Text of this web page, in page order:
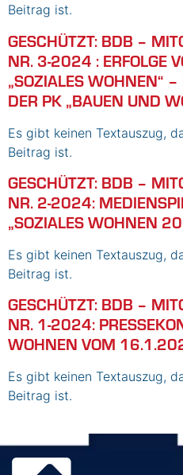
Beitrag ist.
GESCHÜTZT: BDB –
NR. 3-2024 : ERFOLGE
„SOZIALES WOHNEN“
DER PK „BAUEN UND
Es gibt keinen Textauszug,
Beitrag ist.
GESCHÜTZT: BDB –
NR. 2-2024:
„SOZIALES WOHNEN
Es gibt keinen Textauszug,
Beitrag ist.
GESCHÜTZT: BDB –
NR. 1-2024:
WOHNEN VOM
Es gibt keinen Textauszug,
Beitrag ist.